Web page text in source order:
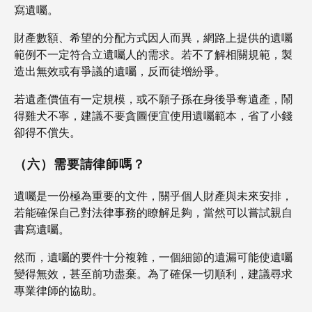
寫遺囑。
財產數額、希望的分配方式因人而異，網路上提供的遺囑
範例不一定符合立遺囑人的需求。若不了解相關規範，製
造出無效或有爭議的遺囑，反而徒增紛爭。
若遺產價值有一定規模，或不願子孫在身後爭奪遺產，鬧
得雞犬不寧，建議不要貪圖便宜使用遺囑範本，省了小錢
卻得不償失。
（六）需要請律師嗎？
遺囑是一份極為重要的文件，關乎個人財產與未來安排，
若能確保自己對法律事務的瞭解足夠，當然可以嘗試親自
書寫遺囑。
然而，遺囑的要件十分複雜，一個細節的遺漏可能使遺囑
變得無效，甚至前功盡棄。為了確保一切順利，建議尋求
專業律師的協助。